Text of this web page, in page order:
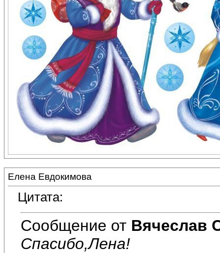
Елена Евдокимова
Цитата:
Сообщение от Вячеслав
Спасибо,Лена!